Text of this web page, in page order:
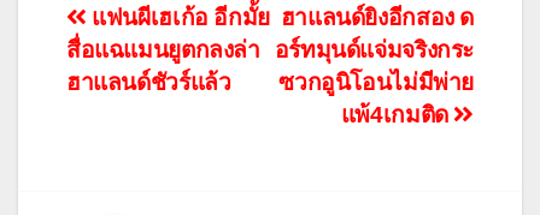
แนะแนว
เรื่อง
ฮาแลนด์ยิงอีกสอง ด
อร์ทมุนด์แจ่มจริงกระ
ซวกอูนิโอนไม่มีพ่าย
แพ้4เกมติด
แฟนผีเฮเก้อ อีกมั้ย
สื่อแฉแมนยูตกลงล่า
ฮาแลนด์ชัวร์แล้ว